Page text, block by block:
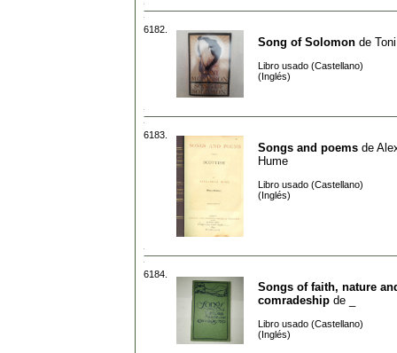
6182.
Song of Solomon de
Libro usado (Castellano)
(Inglés)
6183.
Songs and poems de
Hume
Libro usado (Castellano)
(Inglés)
6184.
Songs of faith, nature
comradeship de
Libro usado (Castellano)
(Inglés)